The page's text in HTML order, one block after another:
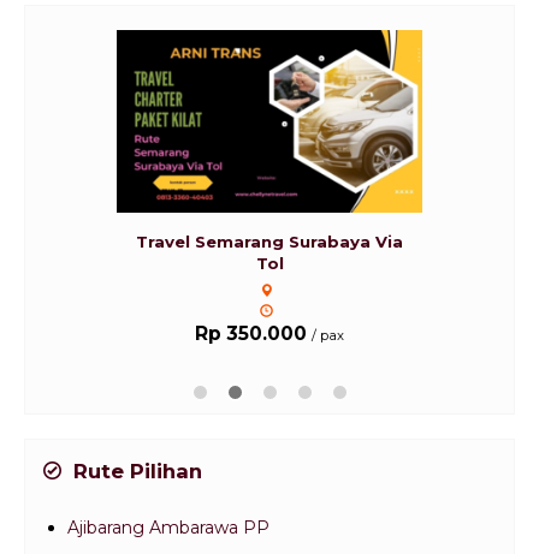
Travel Semarang Surabaya Via
Tol
Rp 350.000 / pax
Rute Pilihan
Ajibarang Ambarawa PP